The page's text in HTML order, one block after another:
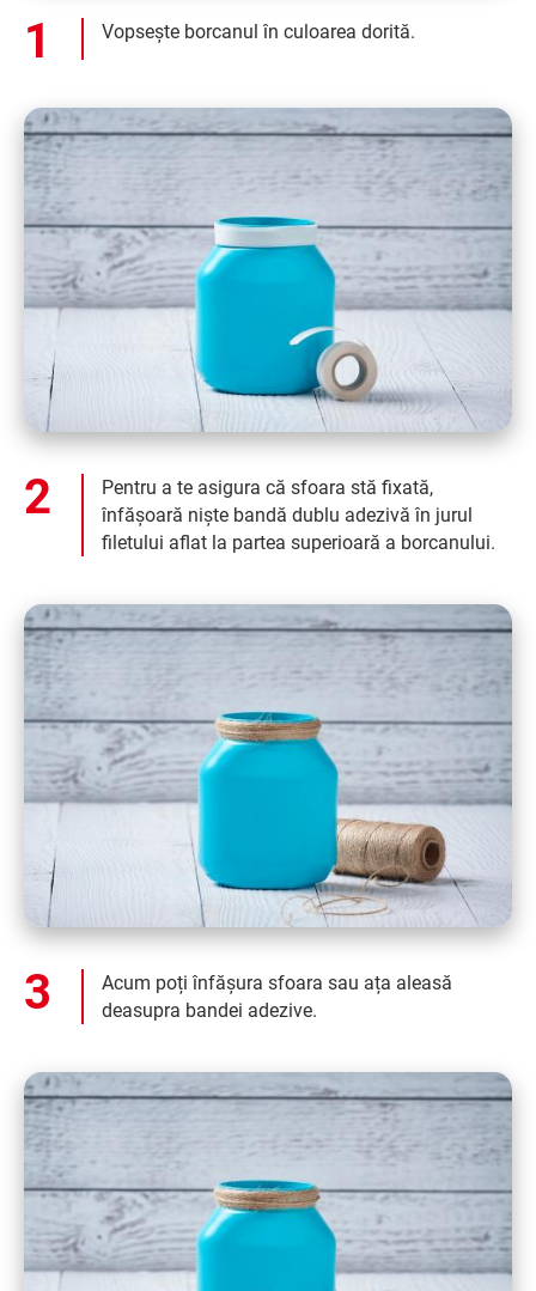
Vopsește borcanul în culoarea dorită.
Pentru a te asigura că sfoara stă fixată,
înfășoară niște bandă dublu adezivă în jurul
filetului aflat la partea superioară a borcanului.
Acum poți înfășura sfoara sau ața aleasă
deasupra bandei adezive.